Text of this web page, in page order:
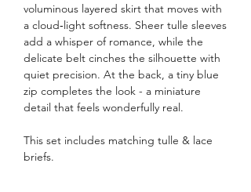
voluminous layered skirt that moves with
a cloud‑light softness. Sheer tulle sleeves
add a whisper of romance, while the
delicate belt cinches the silhouette with
quiet precision. At the back, a tiny blue
zip completes the look - a miniature
detail that feels wonderfully real.
This set includes matching tulle & lace
briefs.